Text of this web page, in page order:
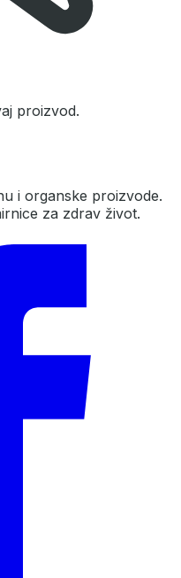
proizvod.
i organske proizvode.
za zdrav život.